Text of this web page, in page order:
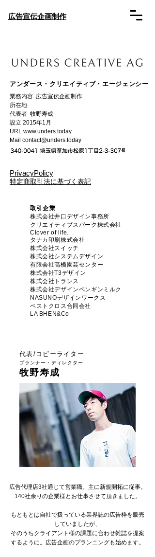
​広告宣伝企画制作
アンダース・クリエイティブ・エージェンシー
業務内容 広告宣伝企画制作​
所在地
代表者 牧野寿成
設立 2015年1月
URL www.unders.today
Mail contact@unders.today
​PrivacyPolicy
​特定商取引法に基づく表記
取引企業
株式会社井口デザイン事務所
​クリエイティブスパーク株式会社
​Clover of life.
​タナカ印刷株式会社
株式会社スイッチ
株式会社システムデザイン
有限会社高橋園芸センター
​株式会社T3デザイン
株式会社トランス
株式会社デザインペンギンミルク
NASUNOデザインワークス
​​ベストクロス合同会社
LA BHEN&Co
代表/コピーライター
​プランナー・ディレクター
牧野寿成
広告代理店3社通じて営業職。主に新規開拓に従事。
140社余りの企業様とお仕事させて頂きました。
もともとは自社で扱っている業界誌の広告枠を販売
していましたが、
そのうちクライアント様の課題に合わせ雑誌を提案
するように。広告企画のプランニングも始めます。